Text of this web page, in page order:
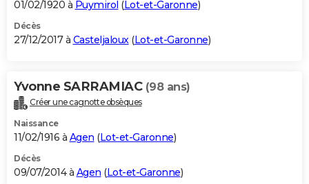
01/02/1920 à Puymirol (Lot-et-Garonne)
Décès
27/12/2017 à Casteljaloux(Lot-et-Garonne)
Yvonne SARRAMIAC (98 ans)
Créer une cagnotte obsèques
Naissance
11/02/1916 à Agen (Lot-et-Garonne)
Décès
09/07/2014 à Agen (Lot-et-Garonne)